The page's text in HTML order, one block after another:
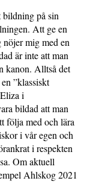
bildning på sin
Att ge en
mig med en
är inte att man
kanon. Alltså det
”klassiskt
i
bildad att man
följa med och lära
i vår egen och
i respekten
Om aktuell
Ahlskog 2021